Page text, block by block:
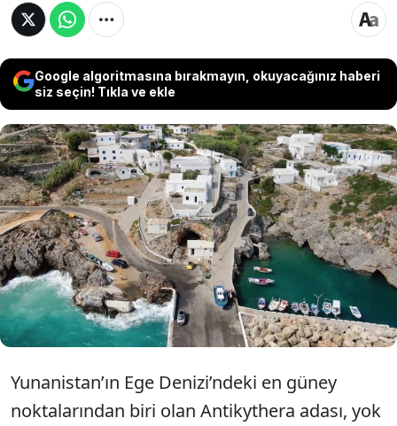
Google algoritmasına bırakmayın, okuyacağınız haberi
siz seçin! Tıkla ve ekle
Yunanistan Ege Denizi’ndeki adası için
kampanya başlattı. Ada nüfusu artsın
diye yerleşene 500 euro ödeme, barınma
ve gıda desteği verecek.
Yunanistan’ın Ege Denizi’ndeki en güney
noktalarından biri olan Antikythera adası, yok